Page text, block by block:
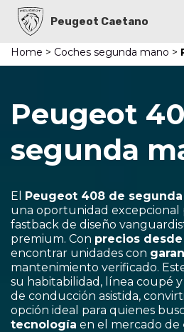
Peugeot Caetano
Taller
Renting
Coches por
Dónde
Home > Coches segunda mano >
Peugeot
segunda
El Peugeot 408 de
una oportunidad excepcional
fastback de diseño
premium. Con precios desde
encontrar unidades con
mantenimiento verificado.
su habitabilidad, línea coupé y
de conducción asistida,
opción ideal para quienes
tecnología en el mercado de